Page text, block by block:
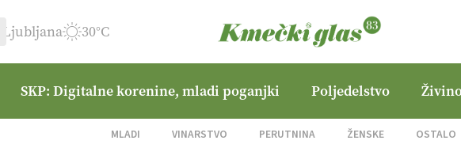
Ljubljana 30°C
SKP: Digitalne korenine, mladi poganjki Poljedelstvo
MLADI VINARSTVO PERUTNINA ŽENSKE OSTALO
08:50 Vrt Dvorjane Hills